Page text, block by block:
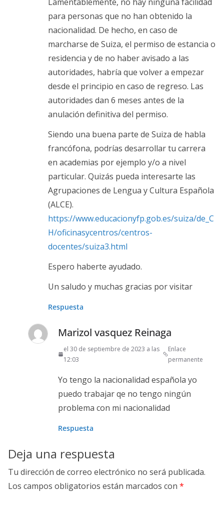
para personas que no han obtenido la
nacionalidad. De hecho, en caso de
marcharse de Suiza, el permiso de estancia o
residencia y de no haber avisado a las
autoridades, habría que volver a empezar
desde el principio en caso de regreso. Las
autoridades dan 6 meses antes de la
anulación definitiva del permiso.
Siendo una buena parte de Suiza de habla
francófona, podrías desarrollar tu carrera
en academias por ejemplo y/o a nivel
particular. Quizás pueda interesarte las
Agrupaciones de Lengua y Cultura Española
(ALCE).
https://www.educacionyfp.gob.es/suiza/de_C
H/oficinasycentros/centros-
docentes/suiza3.html
Espero haberte ayudado.
Un saludo y muchas gracias por visitar
Respuesta
Marizol vasquez Reinaga
el 30 de septiembre de 2023 a las
12:03
Enlace
permanente
Yo tengo la nacionalidad española yo
puedo trabajar qe no tengo ningún
problema con mi nacionalidad
Respuesta
Deja una respuesta
Tu dirección de correo electrónico no será publicada.
Los campos obligatorios están marcados con *